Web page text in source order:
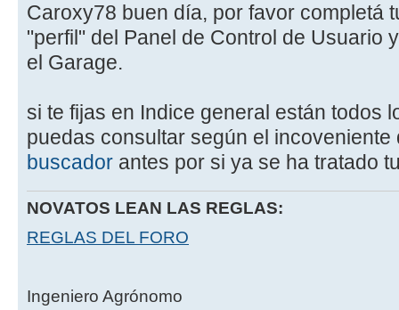
Caroxy78 buen día, por favor completá
"perfil" del Panel de Control de Usuario
el Garage.
si te fijas en Indice general están todos
puedas consultar según el
buscador antes por si ya se ha tratado
NOVATOS LEAN LAS REGLAS:
REGLAS DEL FORO
Ingeniero Agrónomo